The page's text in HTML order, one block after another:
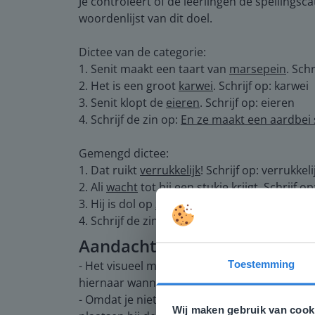
Toestemming
Wij maken gebruik van
woordenlijst van dit doel.
Dictee van de categorie:
1. Senit maakt een taart van marsepein.
2. Het is een groot karwei. Schrijf op: karwei
3. Senit klopt de eieren. Schrijf op: eieren
4. Schrijf de zin op: En ze maakt een aardbei
Gemengd dictee:
1. Dat ruiktverrukkelijk! Schrijf op:
2. Ali wachttot hij een stukje krijgt. Schrijf
3. Hij is dol op zoetigheid
4. Schrijf de zin op:Maar de taart smaakt
Aandachtspunten
- Het visueel maken door de wandkaart op
hiernaar wanneer je woorden ziet die
- Omdat je niet kunt horen hoe je het
Deze
Gezien